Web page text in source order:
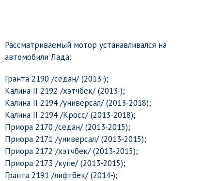
Рассматриваемый мотор устанавливался на
автомобили Лада:
Гранта 2190 /седан/ (2013-);
Калина II 2192 /хэтчбек/ (2013-);
Калина II 2194 /универсал/ (2013-2018);
Калина II 2194 /Кросс/ (2013-2018);
Приора 2170 /седан/ (2013-2015);
Приора 2171 /универсал/ (2013-2015);
Приора 2172 /хэтчбек/ (2013-2015);
Приора 2173 /купе/ (2013-2015);
Гранта 2191 /лифтбек/ (2014-);